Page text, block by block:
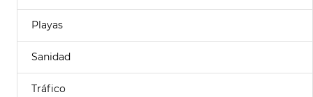
Playas
Sanidad
Tráfico